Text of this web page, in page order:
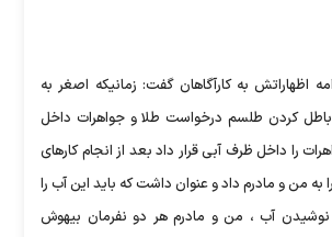
اظهاراتش به کارآگاهان گفت: زمانیکه اصغر به
باطل کردن طلسم درخواست طلا و جواهرات داخل
را داخل ظرف آبی قرار داد بعد از انجام کارهای
به من و مادرم داد و عنوان داشت که باید این آب را
آب ، من و مادرم هر دو نفرمان بیهوش